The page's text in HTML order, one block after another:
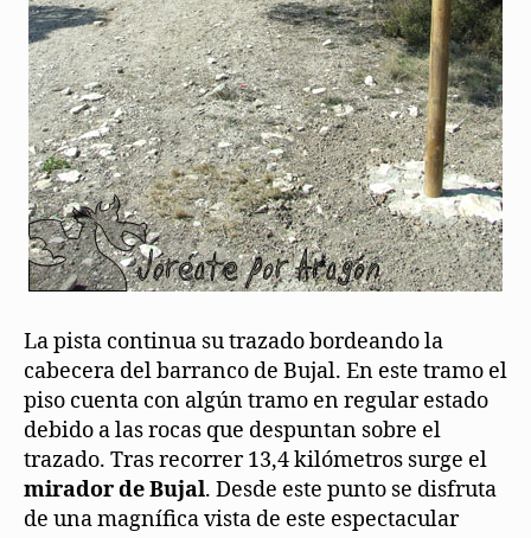
La pista continua su trazado bordeando la
cabecera del barranco de Bujal. En este tramo el
piso cuenta con algún tramo en regular estado
debido a las rocas que despuntan sobre el
trazado. Tras recorrer 13,4 kilómetros surge el
mirador de Bujal. Desde este punto se disfruta
de una magnífica vista de este espectacular